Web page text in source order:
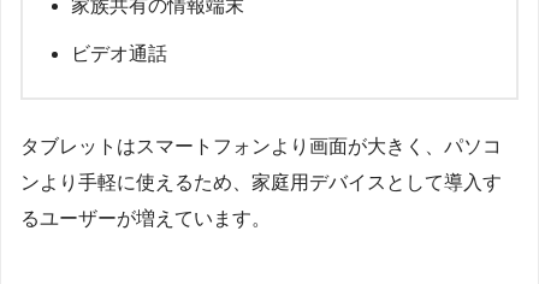
家族共有の情報端末
ビデオ通話
タブレットはスマートフォンより画面が大きく、パソコ
ンより手軽に使えるため、家庭用デバイスとして導入す
るユーザーが増えています。